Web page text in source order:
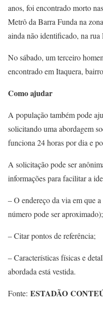
anos, foi encontrado morto
Metrô da Barra Funda na
ainda não identificado, na
No sábado, um terceiro
encontrado em Itaquera,
Como ajudar
A população também pode
solicitando uma abordagem
funciona 24 horas por dia e
A solicitação pode ser
informações para facilitar a
– O endereço da via em que
número pode ser aproximado);
– Citar pontos de referência;
– Características físicas e
abordada está vestida.
Fonte: ESTADÃO